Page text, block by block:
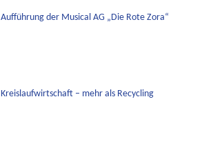
Aufführung der Musical AG „Die Rote Zora“
Kreislaufwirtschaft – mehr als Recycling